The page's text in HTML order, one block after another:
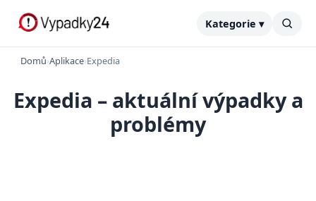
Kategorie ▾
Domů›Aplikace›Expedia
Expedia – aktuální výpadky a
problémy